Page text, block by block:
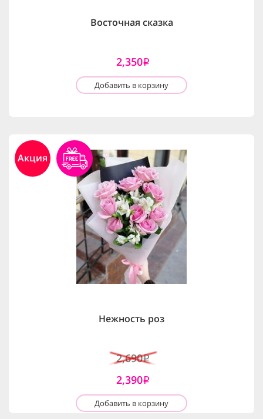
Восточная сказка
2,350i
Добавить в корзину
Акция
Нежность роз
2,690i
2,390i
Добавить в корзину